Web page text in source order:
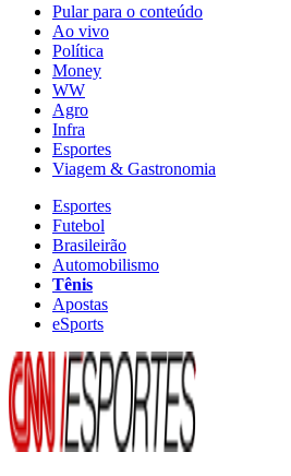
Pular para o conteúdo
Ao vivo
Política
Money
WW
Agro
Infra
Esportes
Viagem & Gastronomia
Esportes
Futebol
Brasileirão
Automobilismo
Tênis
Apostas
eSports